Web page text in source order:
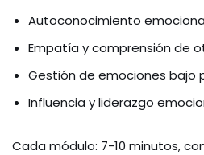
Autoconocimiento
Empatía y comprensión de
Gestión de emociones bajo
Influencia y liderazgo
Cada módulo: 7-10 minutos,